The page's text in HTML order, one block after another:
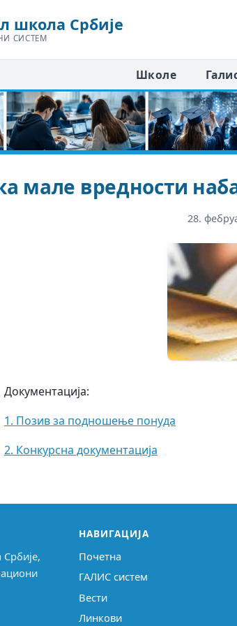
школа Србије
СИСТЕМ
Школе
мале вредности
28.
Документација:
1. Позив за подношење понуда
2. Конкурсна документација
НАВИГАЦИЈА
Почетна
ГАЛИС систем
Вести
Линкови